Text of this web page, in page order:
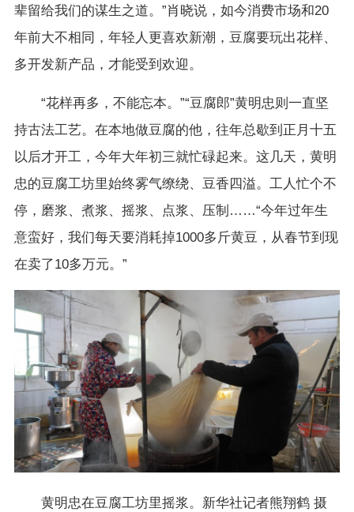
辈留给我们的谋生之道。”肖晓说，如今消费市场和20
年前大不相同，年轻人更喜欢新潮，豆腐要玩出花样、
多开发新产品，才能受到欢迎。
“花样再多，不能忘本。”“豆腐郎”黄明忠则一直坚
持古法工艺。在本地做豆腐的他，往年总歇到正月十五
以后才开工，今年大年初三就忙碌起来。这几天，黄明
忠的豆腐工坊里始终雾气缭绕、豆香四溢。工人忙个不
停，磨浆、煮浆、摇浆、点浆、压制……“今年过年生
意蛮好，我们每天要消耗掉1000多斤黄豆，从春节到现
在卖了10多万元。”
黄明忠在豆腐工坊里摇浆。新华社记者熊翔鹤 摄